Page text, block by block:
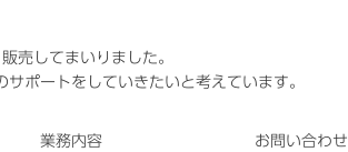
売してまいりました。
ポートをしていきたいと考えています。
業務内容 お問い合わせ